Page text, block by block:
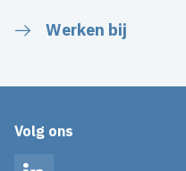
Werken bij
Volg ons